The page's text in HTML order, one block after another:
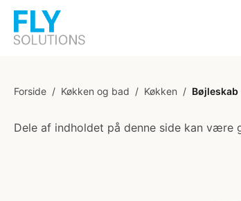
Forside / Køkken og bad / Køkken / Bøjleskab
Dele af indholdet på denne side kan være